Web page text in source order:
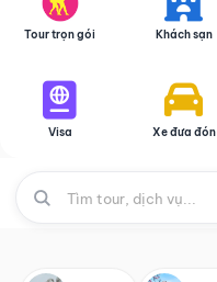
Tour trọn gói Khách sạn
Visa Xe đưa đón